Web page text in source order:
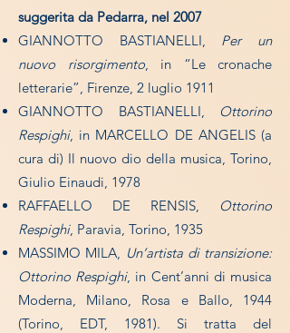
suggerita da Pedarra, nel 2007
GIANNOTTO BASTIANELLI, Per un
nuovo risorgimento, in “Le cronache
letterarie”, Firenze, 2 luglio 1911
GIANNOTTO BASTIANELLI,
Ottorino
Respighi, in MARCELLO DE ANGELIS (a
cura di) Il nuovo dio della musica, Torino,
Giulio Einaudi, 1978
RAFFAELLO DE RENSIS,
Ottorino
Respighi, Paravia, Torino, 1935
MASSIMO MILA,
Un’artista di transizione:
Ottorino Respighi, in Cent’anni di musica
Moderna, Milano, Rosa e Ballo, 1944
(Torino, EDT, 1981). Si tratta del